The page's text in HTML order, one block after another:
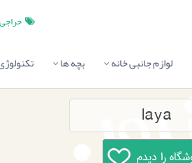
حراجی
لوازم جانبی خانه بچه ها
laya